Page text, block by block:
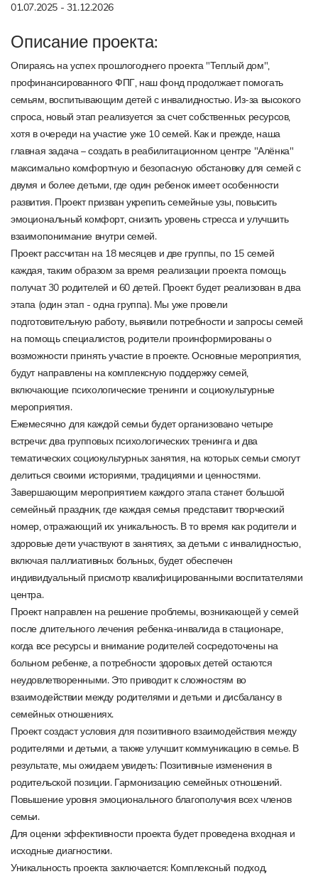
01.07.2025 - 31.12.2026
Описание проекта:
Опираясь на успех прошлогоднего проекта "Теплый дом",
профинансированного ФПГ, наш фонд продолжает помогать
семьям, воспитывающим детей с инвалидностью. Из-за высокого
спроса, новый этап реализуется за счет собственных ресурсов,
хотя в очереди на участие уже 10 семей. Как и прежде, наша
главная задача – создать в реабилитационном центре "Алёнка"
максимально комфортную и безопасную обстановку для семей с
двумя и более детьми, где один ребенок имеет особенности
развития. Проект призван укрепить семейные узы, повысить
эмоциональный комфорт, снизить уровень стресса и улучшить
взаимопонимание внутри семей.
Проект рассчитан на 18 месяцев и две группы, по 15 семей
каждая, таким образом за время реализации проекта помощь
получат 30 родителей и 60 детей. Проект будет реализован в два
этапа (один этап - одна группа). Мы уже провели
подготовительную работу, выявили потребности и запросы семей
на помощь специалистов, родители проинформированы о
возможности принять участие в проекте. Основные мероприятия,
будут направлены на комплексную поддержку семей,
включающие психологические тренинги и социокультурные
мероприятия.
Ежемесячно для каждой семьи будет организовано четыре
встречи: два групповых психологических тренинга и два
тематических социокультурных занятия, на которых семьи смогут
делиться своими историями, традициями и ценностями.
Завершающим мероприятием каждого этапа станет большой
семейный праздник, где каждая семья представит творческий
номер, отражающий их уникальность. В то время как родители и
здоровые дети участвуют в занятиях, за детьми с инвалидностью,
включая паллиативных больных, будет обеспечен
индивидуальный присмотр квалифицированными воспитателями
центра.
Проект направлен на решение проблемы, возникающей у семей
после длительного лечения ребенка-инвалида в стационаре,
когда все ресурсы и внимание родителей сосредоточены на
больном ребенке, а потребности здоровых детей остаются
неудовлетворенными. Это приводит к сложностям во
взаимодействии между родителями и детьми и дисбалансу в
семейных отношениях.
Проект создаст условия для позитивного взаимодействия между
родителями и детьми, а также улучшит коммуникацию в семье. В
результате, мы ожидаем увидеть: Позитивные изменения в
родительской позиции. Гармонизацию семейных отношений.
Повышение уровня эмоционального благополучия всех членов
семьи.
Для оценки эффективности проекта будет проведена входная и
исходные диагностики.
Уникальность проекта заключается: Комплексный подход,